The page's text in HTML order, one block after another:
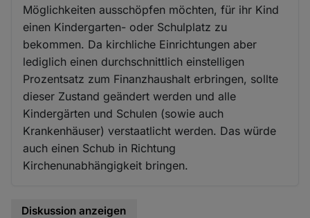
Möglichkeiten ausschöpfen möchten, für ihr Kind
einen Kindergarten- oder Schulplatz zu
bekommen. Da kirchliche Einrichtungen aber
lediglich einen durchschnittlich einstelligen
Prozentsatz zum Finanzhaushalt erbringen, sollte
dieser Zustand geändert werden und alle
Kindergärten und Schulen (sowie auch
Krankenhäuser) verstaatlicht werden. Das würde
auch einen Schub in Richtung
Kirchenunabhängigkeit bringen.
Diskussion anzeigen